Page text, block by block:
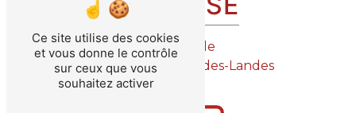
7 rue Étoile
85150 Saint-Julien-des-Landes
Ce site utilise des cookies
et vous donne le contrôle
sur ceux que vous
souhaitez activer